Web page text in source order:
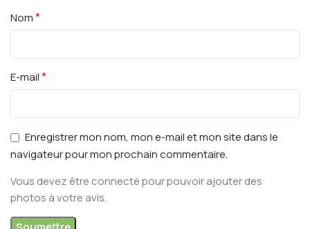
Nom*
E-mail*
Enregistrer mon nom, mon e-mail et mon site dans le
navigateur pour mon prochain commentaire.
Vous devez être connecté pour pouvoir ajouter des
photos à votre avis.